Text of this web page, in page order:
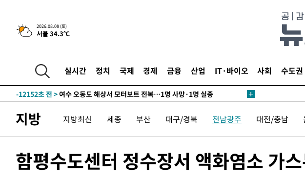
2026.08.08 (토)
서울 34.3℃
실시간 정치 국제 경제 금융 산업 IT·바이오 사회 수도권
-27480초 전 >온열질환 사망자 3명 늘어…누적 환자 3000명 돌파
-21425초 전 >강릉에 시간당 81.4㎜ 물폭탄…도로 잠기고 담벼락 붕괴
-15242초 전 >
선재도서 해루질 나섰다 실종 60대, 닷새 만에 숨진 채 발견
-12776초 전 >
-12152초 전 >여수 오동도 해상서 모터보트 전복…1명 사망·1명 실종
주 날씨]
-5397초 전 >
축구협회 "압수수색·성접대 논란 사과…쇄신의 기회로 삼겠다"
-3914초 전 >[속보]'압수수색·성접대 논란' 축구협회 "실망과 걱정 안겨드려 죄
3시간 전 >[속보]뉴욕증시 상승 마감…S&P 0.6% 나스닥 1.3%↑
지방 지방최신 세종 부산 대구/경북 전남광주 대전/충남
함평수도센터 정수장서 액화염소 가